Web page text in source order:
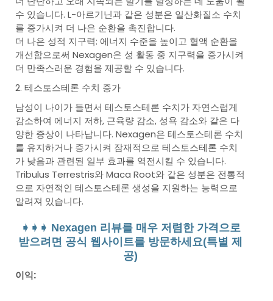
수 있습니다. L-아르기닌과 같은 성분은 일산화질소 수치
를 증가시켜 더 나은 순환을 촉진합니다.
더 나은 성적 지구력: 에너지 수준을 높이고 혈액 순환을
개선함으로써 Nexagen은 성 활동 중 지구력을 증가시켜
더 만족스러운 경험을 제공할 수 있습니다.
2. 테스토스테론 수치 증가
남성이 나이가 들면서 테스토스테론 수치가 자연스럽게
감소하여 에너지 저하, 근육량 감소, 성욕 감소와 같은 다
양한 증상이 나타납니다. Nexagen은 테스토스테론 수치
를 유지하거나 증가시켜 잠재적으로 테스토스테론 수치
가 낮음과 관련된 일부 효과를 역전시킬 수 있습니다.
Tribulus Terrestris와 Maca Root와 같은 성분은 전통적
으로 자연적인 테스토스테론 생성을 지원하는 능력으로
알려져 있습니다.
➧➧➧ Nexagen 리뷰를 매우 저렴한 가격으로
받으려면 공식 웹사이트를 방문하세요(특별 제
공)
이익: